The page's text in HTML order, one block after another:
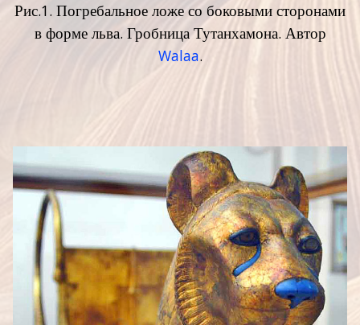
Рис.1. Погребальное ложе со боковыми сторонами
в форме льва. Гробница Тутанхамона. Автор
Walaa.